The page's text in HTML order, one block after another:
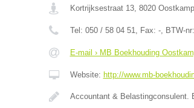
Kortrijksestraat 13, 8020 Oostkamp
Tel: 050 / 58 04 51, Fax: -, BTW-nr:
E-mail › MB Boekhouding
Website: http://www.mb-
Accountant & Belastingconsulent.